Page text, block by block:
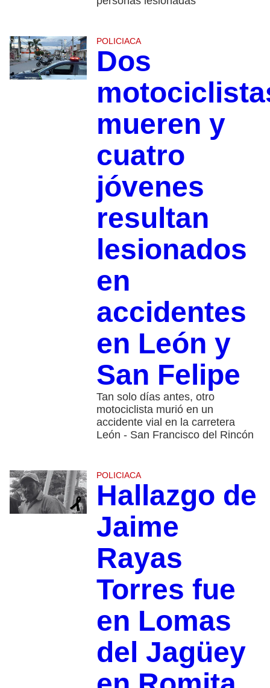
POLICIACA
Dos
mueren y
cuatro
jóvenes
resultan
lesionados
en
accidentes
en León y
San Felipe
Tan solo días antes, otro
motociclista murió en un
accidente vial en la carretera
León - San Francisco del Rincón
POLICIACA
Hallazgo de
Jaime
Rayas
Torres fue
en Lomas
del Jagüey